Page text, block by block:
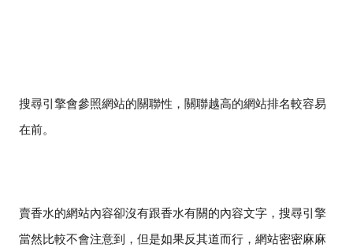
搜尋引擎會參照網站的關聯性，關聯越高的網站排名較容易
在前。
賣香水的網站內容卻沒有跟香水有關的內容文字，搜尋引擎
當然比較不會注意到，但是如果反其道而行，網站密密麻麻